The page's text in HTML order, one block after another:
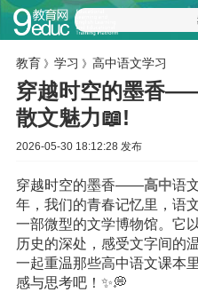
教育 》 学习 》 高中语文学习
穿越时空的墨香
散文魅力📖!
2026-05-30 18:12:28 发布
穿越时空的墨香——高中语
年，我们的青春记忆里，语
一部微型的文学博物馆。它
历史的深处，感受文字间的
一起重温那些高中语文课本
感与思考吧！✨💭